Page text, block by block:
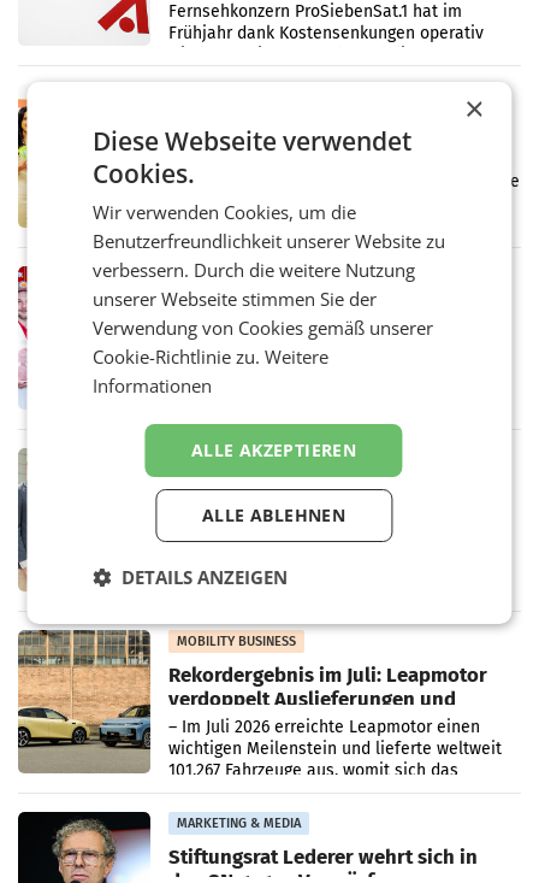
Fernsehkonzern ProSiebenSat.1 hat im
Frühjahr dank Kostensenkungen operativ
Markterwartung deutlich übertroffen.
Eine Bühne für Zirkularität: ARA und
Müller informieren am POS über
Kreislauffähigkeit
Über den gesamten August hinweg rücken die
Altstoff Recycling Austria AG (ARA) und der
Handelskonzern Müller die Initiative
„Kreislauf-Helden“ in allen österreichischen
Müller-Filialen
RETAIL
Penny modernisiert zwei Filialen in
Ober- und Niederösterreich
WIENER NEUDORF. – Im Rahmen einer
erneuert Penny zwei Filialen in Nieder- und
in Haag sowie im rund
RETAIL
Alles bereit für den Wechsel: Jürgen
Albrecht setzt ab 1.1.2027 auf Adeg
WIENER NEUDORF. – Die geplante
Vorarlberger Kaufmann Jürgen Albrecht ist
Bundeskartellanwalt
MOBILITY BUSINESS
Rekordergebnis im Juli: Leapmotor
verdoppelt Auslieferungen und
überschreitet die 100.000er-Marke
– Im Juli 2026 erreichte Leapmotor einen
wichtigen Meilenstein und lieferte weltweit
101.267 Fahrzeuge aus, womit sich das
Ergebnis gegenüber Juli 2025 mehr als
verdoppelte (+102
MARKETING & MEDIA
Stiftungsrat Lederer wehrt sich in
×
Diese Webseite verwendet
Cookies.
Wir verwenden Cookies, um die
Benutzerfreundlichkeit unserer Website zu
verbessern. Durch die weitere Nutzung
unserer Webseite stimmen Sie der
Verwendung von Cookies gemäß unserer
Cookie-Richtlinie zu.Weitere
Informationen
ALLE AKZEPTIEREN
ALLE ABLEHNEN
DETAILS ANZEIGEN